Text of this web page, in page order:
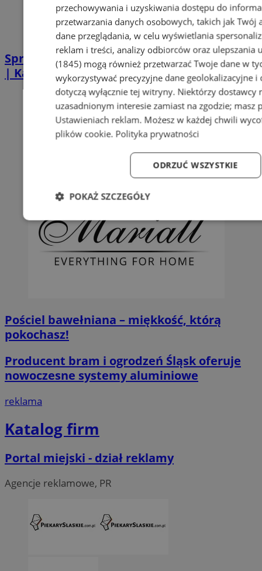
Sprzątanie po zgonie w Piekarach Śląskich
| Kastelnik
Pościel bawełniana – miękkość, którą
pokochasz!
Producent bram i ogrodzeń Śląsk oferuje
nowoczesne systemy aluminiowe
reklama
Katalog firm
Portal miejski - dział reklamy
Agencje reklamowe, PR
przechowywania i uzyskiwania dostępu do
przetwarzania danych osobowych, takich jak
dane przeglądania, w celu wyświetlania
reklam i treści, analizy odbiorców oraz ulepszania
(1845)mogą również przetwarzać Twoje dane w
wykorzystywać precyzyjne dane geolokalizacyjne
dotyczą wyłącznie tej witryny. Niektórzy dostawcy
uzasadnionym interesie zamiast na zgodzie; masz
Ustawieniach reklam. Możesz w każdej chwili
plików cookie. Polityka prywatności
ODRZUĆ WSZYSTKIE
POKAŻ SZCZEGÓŁY
Niezbędne Wydajność Targetowanie
Niezbędne pliki cookie umożliwiają korzystanie z
logowanie użytkownika i zarządzanie kontem. Bez niezbędnych
Nazwa Provider/Domena
MvSessID
VISITOR_PRIVACY_METADATA
YouTube